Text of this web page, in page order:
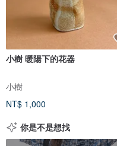
小樹 暖陽下的花器
小樹
NT$ 1,000
你是不是想找